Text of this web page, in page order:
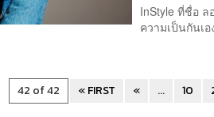
InStyle ที่ชื่อ
ความเป็นกันเ
42 of 42 « FIRST « ... 10